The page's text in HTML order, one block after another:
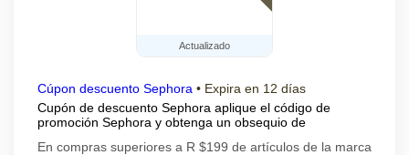
Actualizado
Cúpon descuento Sephora • Expira en 12 días
Cupón de descuento Sephora aplique el código de
promoción Sephora y obtenga un obsequio de
En compras superiores a R $199 de artículos de la marca